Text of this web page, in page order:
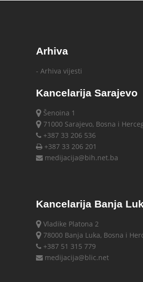
Arhiva
- Arhiva vijesti
Kancelarija Sarajevo
Šenoina 1
71000 Sarajevo, Bosna i
+387 33 206 536
+387 33 206 201
medijacija@bih.net.ba
Kancelarija Banja
Vladike Platona 2
78000 Banja Luka, Bosna i
+387 51 315 779
medijacija@blic.net